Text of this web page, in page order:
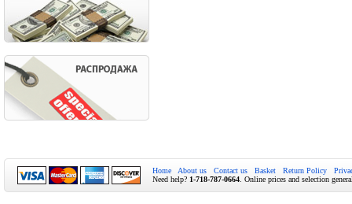
Home About us Contact us Basket Return Policy
Need help? 1-718-787-0664 . Online prices and selection